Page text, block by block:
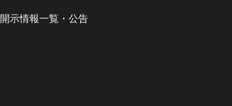
開示情報一覧・公告